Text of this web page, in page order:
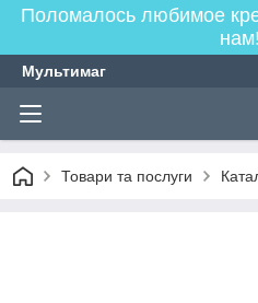
Поломалось любимое
Мультимаг
Товари та послуги